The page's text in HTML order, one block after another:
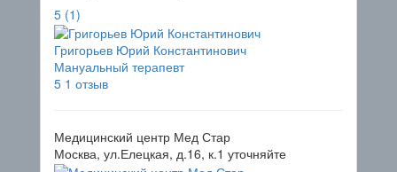
5 (1)
Григорьев Юрий Константинович
Мануальный терапевт
5 1 отзыв
Медицинский центр Мед Стар
Москва, ул.Елецкая, д.16, к.1 уточняйте